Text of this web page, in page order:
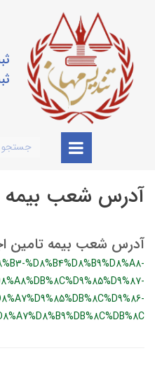
آدرس شعب بیمه
آدرس شعب بیمه تامین
%D8%B4%D8%B9%D8%A8-